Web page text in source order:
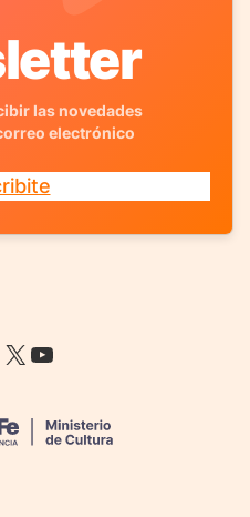
las novedades
electrónico
X YouTube